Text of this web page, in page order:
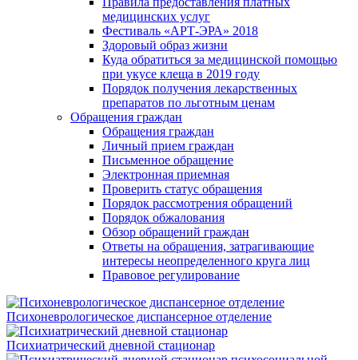
медицинских услуг
Фестиваль «АРТ-ЭРА» 2018
Здоровый образ жизни
Куда обратиться за медицинской помощью
при укусе клеща в 2019 году
Порядок получения лекарственных
препаратов по льготным ценам
Обращения граждан
Обращения граждан
Личный прием граждан
Письменное обращение
Электронная приемная
Проверить статус обращения
Порядок рассмотрения обращений
Порядок обжалования
Обзор обращений граждан
Ответы на обращения, затрагивающие
интересы неопределенного круга лиц
Правовое регулирование
Психоневрологическое диспансерное отделение
Психиатрический дневной стационар